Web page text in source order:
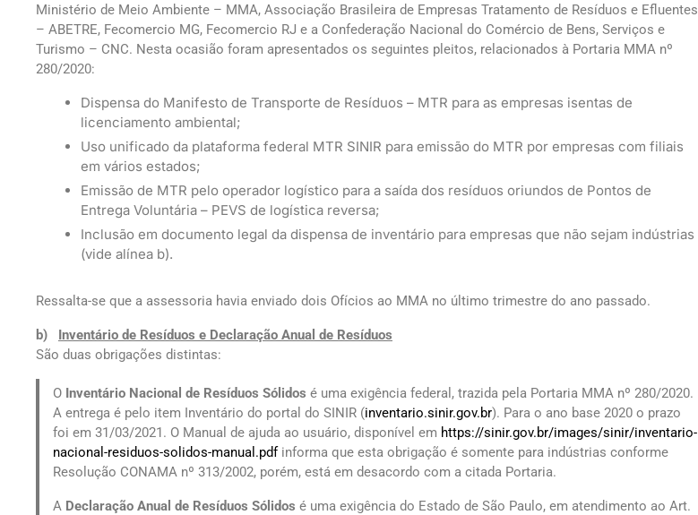
Ministério de Meio Ambiente – MMA, Associação Brasileira de Empresas Tratamento de Resíduos e Efluentes
– ABETRE, Fecomercio MG, Fecomercio RJ e a Confederação Nacional do Comércio de Bens, Serviços e
Turismo – CNC. Nesta ocasião foram apresentados os seguintes pleitos, relacionados à Portaria MMA nº
280/2020:
Dispensa do Manifesto de Transporte de Resíduos – MTR para as empresas isentas de
licenciamento ambiental;
Uso unificado da plataforma federal MTR SINIR para emissão do MTR por empresas com filiais
em vários estados;
Emissão de MTR pelo operador logístico para a saída dos resíduos oriundos de Pontos de
Entrega Voluntária – PEVS de logística reversa;
Inclusão em documento legal da dispensa de inventário para empresas que não sejam indústrias
(vide alínea b).
Ressalta-se que a assessoria havia enviado dois Ofícios ao MMA no último trimestre do ano passado.
b) Inventário de Resíduos e Declaração Anual de Resíduos
São duas obrigações distintas:
O Inventário Nacional de Resíduos Sólidos é uma exigência federal, trazida pela Portaria MMA nº 280/2020.
A entrega é pelo item Inventário do portal do SINIR (inventario.sinir.gov.br). Para o ano base 2020 o prazo
foi em 31/03/2021. O Manual de ajuda ao usuário, disponível em https://sinir.gov.br/images/sinir/inventario-
nacional-residuos-solidos-manual.pdfinforma que esta obrigação é somente para indústrias conforme
Resolução CONAMA nº 313/2002, porém, está em desacordo com a citada Portaria.
A Declaração Anual de Resíduos Sólidos é uma exigência do Estado de São Paulo, em atendimento ao Art.